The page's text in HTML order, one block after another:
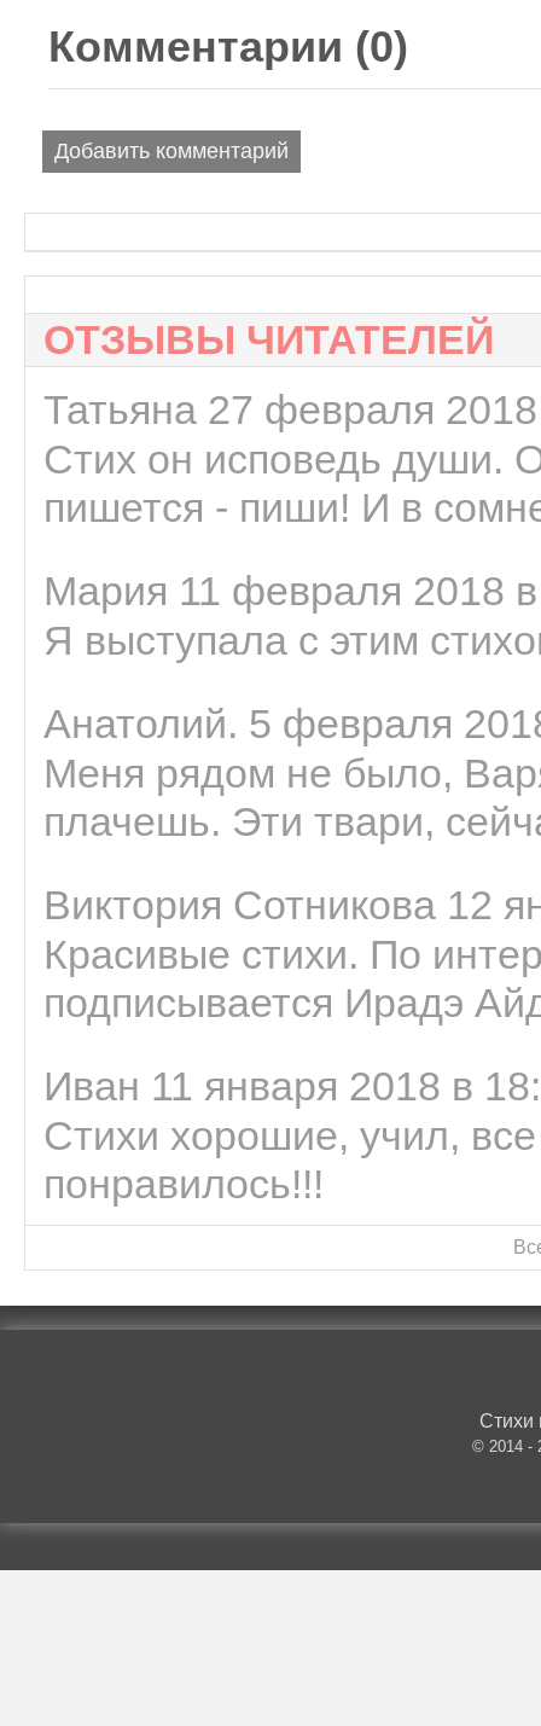
Комментарии (0)
Добавить комментарий
ОТЗЫВЫ ЧИТАТЕЛЕЙ
Татьяна 27 февраля
Стих он исповедь души.
пишется - пиши! И в
Мария 11 февраля 2018
Я выступала с этим
Анатолий. 5 февраля
Меня рядом не было,
плачешь. Эти твари,
Виктория Сотникова 12
Красивые стихи. По
подписывается Ирадэ
Иван 11 января 2018 в
Стихи хорошие, учил,
понравилось!!!
Стихи
© 2014 -